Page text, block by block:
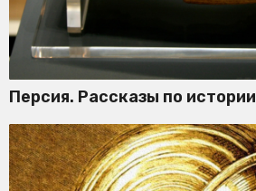
Персия. Рассказы по истории